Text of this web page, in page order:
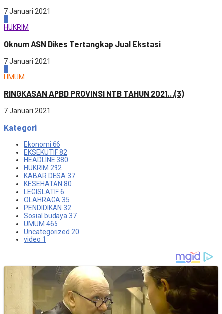
7 Januari 2021
HUKRIM
Oknum ASN Dikes Tertangkap Jual Ekstasi
7 Januari 2021
UMUM
RINGKASAN APBD PROVINSI NTB TAHUN 2021…(3)
7 Januari 2021
Kategori
Ekonomi 66
EKSEKUTIF82
HEADLINE 380
HUKRIM 292
KABAR DESA37
KESEHATAN 80
LEGISLATIF6
OLAHRAGA35
PENDIDIKAN 32
Sosial budaya37
UMUM 465
Uncategorized 20
video 1